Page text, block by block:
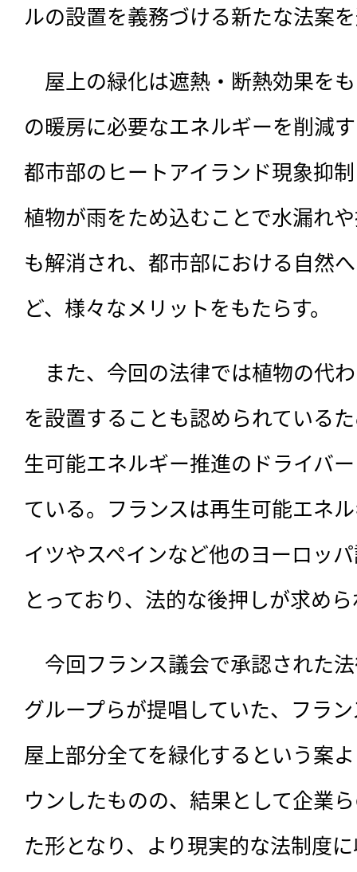
ルの設置を義務づける新たな法案
屋上の緑化は遮熱・断熱効果を
の暖房に必要なエネルギーを削減
都市部のヒートアイランド現象抑
植物が雨をため込むことで水漏れ
も解消され、都市部における自然
ど、様々なメリットをもたらす。
また、今回の法律では植物の代
を設置することも認められている
生可能エネルギー推進のドライバ
ている。フランスは再生可能エネ
イツやスペインなど他のヨーロッ
とっており、法的な後押しが求め
今回フランス議会で承認された
グループらが提唱していた、フラ
屋上部分全てを緑化するという案
ウンしたものの、結果として企業
た形となり、より現実的な法制度